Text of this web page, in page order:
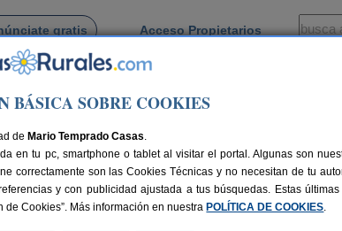
gratis Acceso Propietarios
Landa Aterpetxea
San Sebastián Compartir:
BÁSICA SOBRE COOKIES
de Mario Temprado Casas.
en tu pc, smartphone o tablet al visitar el portal. Algunas son
correctamente son las Cookies Técnicas y no necesitan de tu
y con publicidad ajustada a tus búsquedas. Estas
Cookies”. Más información en nuestra POLÍTICA DE COOKIES.